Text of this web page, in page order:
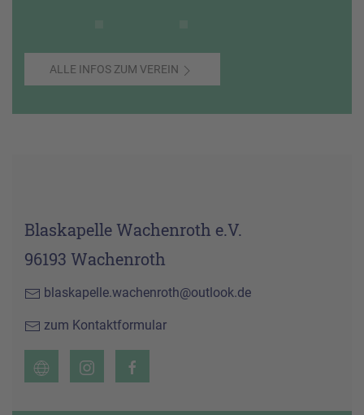
ALLE INFOS ZUM VEREIN
Blaskapelle Wachenroth e.V.
96193 Wachenroth
blaskapelle.wachenroth@outlook.de
zum Kontaktformular